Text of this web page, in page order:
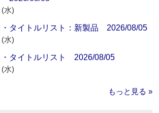
水)
・タイトルリスト：新製品 2026/08/05
水)
・タイトルリスト 2026/08/05
水)
もっと見る »